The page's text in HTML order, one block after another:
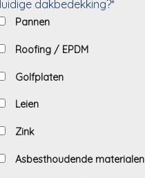
dakbedekking?*
Pannen
Roofing / EPDM
Golfplaten
Leien
Zink
Asbesthoudende materialen